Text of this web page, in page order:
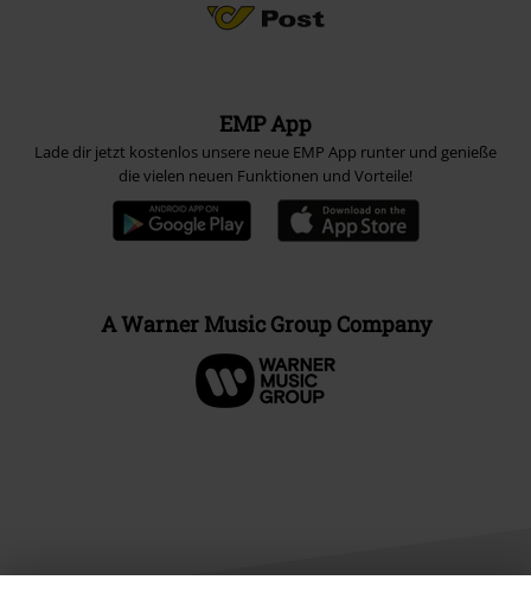
EMP App
Lade dir jetzt kostenlos unsere neue EMP App runter und genieße
die vielen neuen Funktionen und Vorteile!
A Warner Music Group Company